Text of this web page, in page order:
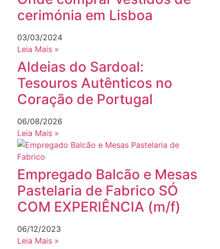
cerimónia em Lisboa
03/03/2024
Leia Mais »
Aldeias do Sardoal:
Tesouros Autênticos no
Coração de Portugal
06/08/2026
Leia Mais »
Empregado Balcão e Mesas
Pastelaria de Fabrico SÓ
COM EXPERIÊNCIA (m/f)
06/12/2023
Leia Mais »